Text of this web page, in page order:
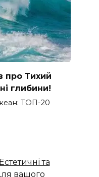
про Тихий
глибини!
ТОП-20